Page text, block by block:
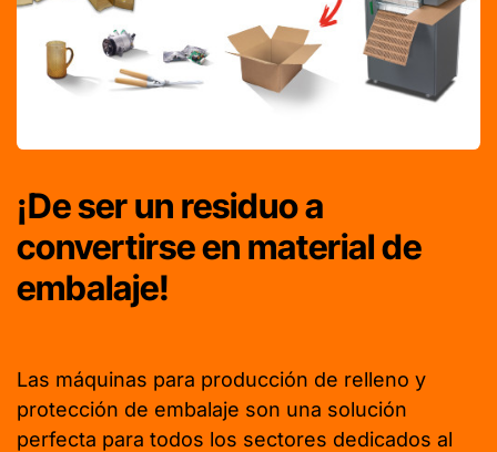
¡De ser un residuo a
convertirse en material de
embalaje!
Las máquinas para producción de relleno y
protección de embalaje son una solución
perfecta para todos los sectores dedicados al